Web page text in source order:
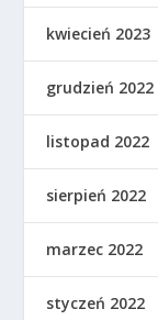
kwiecień 2023
grudzień 2022
listopad 2022
sierpień 2022
marzec 2022
styczeń 2022